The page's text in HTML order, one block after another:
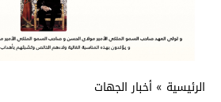
الرئيسية » أخبار الجهات